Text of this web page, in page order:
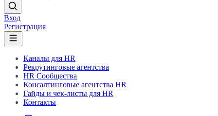
Вход
Регистрация
Каналы для HR
Рекрутинговые агентства
HR Сообщества
Консалтинговые агентства HR
Гайды и чек-листы для HR
Контакты